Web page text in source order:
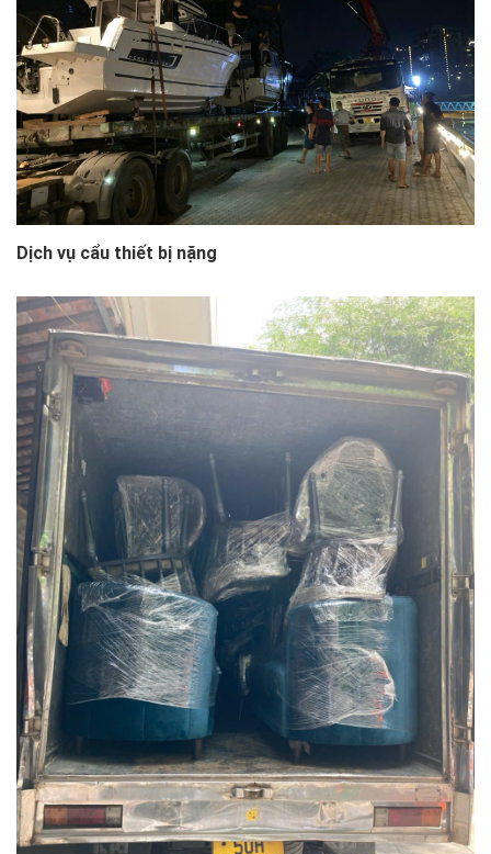
Dịch vụ cẩu thiết bị nặng